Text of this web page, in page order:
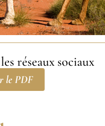
réseaux sociaux
le PDF